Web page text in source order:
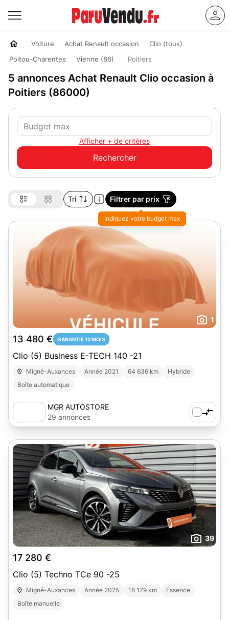
Voiture Achat Renault occasion
Clio (tous)
Poitou-Charentes
Vienne (86) Poitiers
5 annonces Achat Renault Clio occasion à
Poitiers (86000)
Afficher + de critères
Tri Filtrer par prix
Indiquez votre budget max
1
13 480 € GARANTIE 12 MOIS
Clio (5) Business E-TECH 140 -21
Migné-Auxances Année 2021 64 636 km
Hybride
Boîte automatique
MGR AUTOSTORE
29 annonces
39
17 280 €
Clio (5) Techno TCe 90 -25
Migné-Auxances Année 2025 18 179 km
Essence
Boîte manuelle